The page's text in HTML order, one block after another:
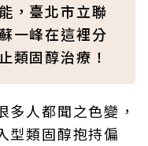
，臺北市立聯
一峰在這裡分
類固醇治療！
人都聞之色變，
型類固醇抱持偏